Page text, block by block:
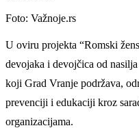
Foto: Važnoje.rs
U oviru projekta “Romski
devojaka i devojčica od
koji Grad Vranje podržava,
prevenciji i edukaciji kroz
organizacijama.